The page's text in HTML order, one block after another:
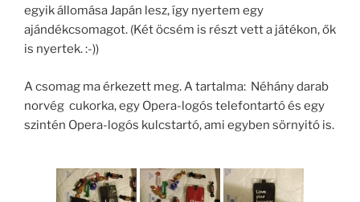
egyik állomása Japán lesz, így nyertem egy
ajándékcsomagot. (Két öcsém is részt vett a játékon, ők
is nyertek. :-))
A csomag ma érkezett meg. A tartalma: Néhány darab
norvég cukorka, egy Opera-logós telefontartó és egy
szintén Opera-logós kulcstartó, ami egyben sörnyitó is.